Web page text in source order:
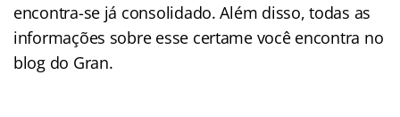
encontra-se já consolidado. Além disso, todas as
informações sobre esse certame você encontra no
blog do Gran.